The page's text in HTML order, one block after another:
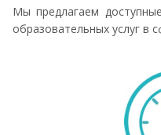
Мы предлагаем
образовательных услуг в